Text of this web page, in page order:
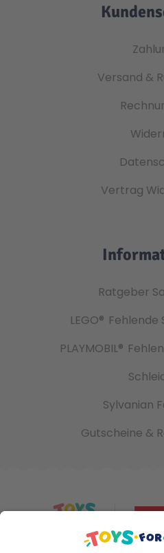
Versand &
Vertrag
Ratgeber
LEGO® Fehlende
PLAYMOBIL®
Sylvanian
Gutscheine &